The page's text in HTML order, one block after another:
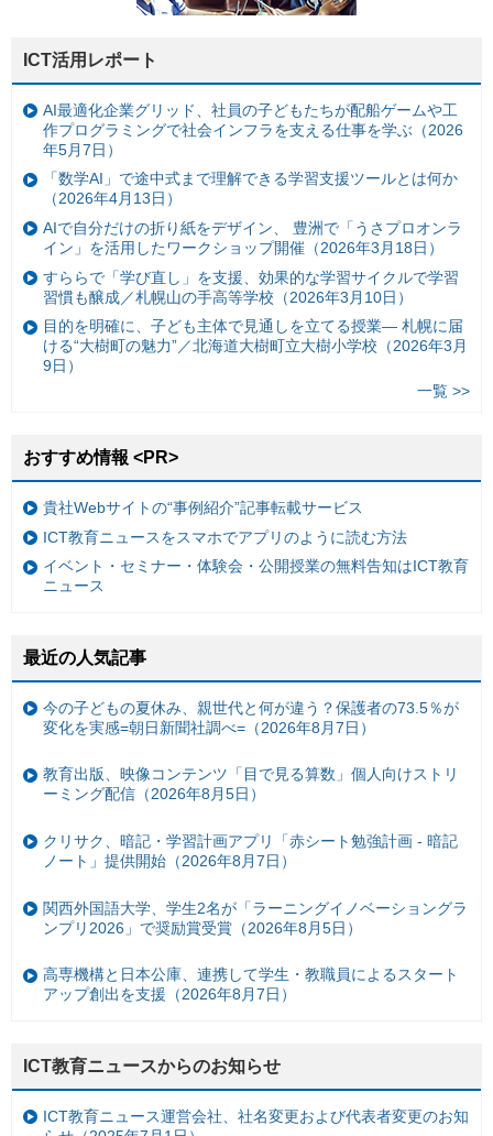
ICT活用レポート
AI最適化企業グリッド、社員の子どもたちが配船ゲームや工
作プログラミングで社会インフラを支える仕事を学ぶ（2026
年5月7日）
「数学AI」で途中式まで理解できる学習支援ツールとは何か
（2026年4月13日）
AIで自分だけの折り紙をデザイン、 豊洲で「うさプロオンラ
イン」を活用したワークショップ開催（2026年3月18日）
すららで「学び直し」を支援、効果的な学習サイクルで学習
習慣も醸成／札幌山の手高等学校（2026年3月10日）
目的を明確に、子ども主体で見通しを立てる授業— 札幌に届
ける“大樹町の魅力”／北海道大樹町立大樹小学校（2026年3月
9日）
一覧 >>
おすすめ情報 <PR>
貴社Webサイトの“事例紹介”記事転載サービス
ICT教育ニュースをスマホでアプリのように読む方法
イベント・セミナー・体験会・公開授業の無料告知はICT教育
ニュース
最近の人気記事
今の子どもの夏休み、親世代と何が違う？保護者の73.5％が
変化を実感=朝日新聞社調べ=（2026年8月7日）
教育出版、映像コンテンツ「目で見る算数」個人向けストリ
ーミング配信（2026年8月5日）
クリサク、暗記・学習計画アプリ「赤シート勉強計画 - 暗記
ノート」提供開始（2026年8月7日）
関西外国語大学、学生2名が「ラーニングイノベーショングラ
ンプリ2026」で奨励賞受賞（2026年8月5日）
高専機構と日本公庫、連携して学生・教職員によるスタート
アップ創出を支援（2026年8月7日）
ICT教育ニュースからのお知らせ
ICT教育ニュース運営会社、社名変更および代表者変更のお知